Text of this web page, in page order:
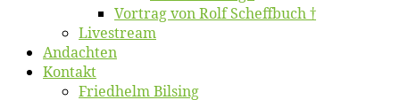
Vor­trag von Rolf Scheffbuch †
Live­stream
An­dach­ten
Kon­takt
Fried­helm Bilsing